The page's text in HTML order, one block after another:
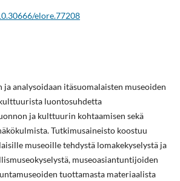
elore.77208
analysoidaan itäsuomalaisten museoiden
luontosuhdetta
ja kulttuurin kohtaamisen sekä
Tutkimusaineisto koostuu
museoille tehdystä lomakekyselystä ja
museoasiantuntijoiden
tuottamasta materiaalista